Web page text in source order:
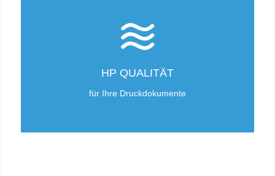
HP QUALITÄT
für Ihre Druckdokumente